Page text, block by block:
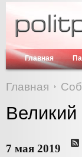
Главная
Главная
7 мая 2019